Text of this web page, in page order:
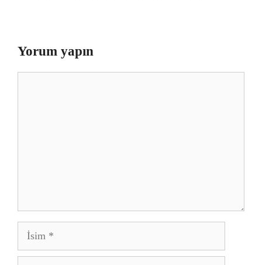
Yorum yapın
İsim